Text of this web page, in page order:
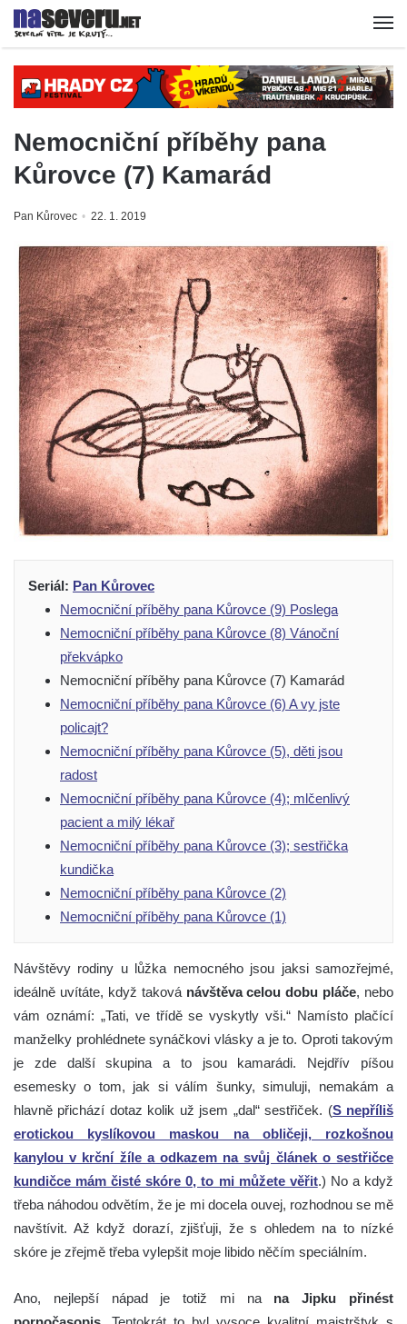
Nemocniční příběhy pana
Kůrovce (7) Kamarád
Pan Kůrovec 22. 1. 2019
Seriál: Pan Kůrovec
Nemocniční příběhy pana Kůrovce (9) Poslega
Nemocniční příběhy pana Kůrovce (8) Vánoční
překvápko
Nemocniční příběhy pana Kůrovce (7) Kamarád
Nemocniční příběhy pana Kůrovce (6) A vy jste
policajt?
Nemocniční příběhy pana Kůrovce (5), děti jsou
radost
Nemocniční příběhy pana Kůrovce (4); mlčenlivý
pacient a milý lékař
Nemocniční příběhy pana Kůrovce (3); sestřička
kundička
Nemocniční příběhy pana Kůrovce (2)
Nemocniční příběhy pana Kůrovce (1)
Návštěvy rodiny u lůžka nemocného jsou jaksi samozřejmé,
ideálně uvítáte, když taková návštěva celou dobu pláče, nebo
vám oznámí: „Tati, ve třídě se vyskytly vši.“ Namísto plačící
manželky prohlédnete synáčkovi vlásky a je to. Oproti takovým
je zde další skupina a to jsou kamarádi. Nejdřív píšou
esemesky o tom, jak si válím šunky, simuluji, nemakám a
hlavně přichází dotaz kolik už jsem „dal“ sestřiček. (S nepříliš
erotickou kyslíkovou maskou na obličeji, rozkošnou
kanylou v krční žíle a odkazem na svůj článek o sestřičce
kundičce mám čisté skóre 0, to mi můžete věřit.) No a když
třeba náhodou odvětím, že je mi docela ouvej, rozhodnou se mě
navštívit. Až když dorazí, zjišťuji, že s ohledem na to nízké
skóre je zřejmě třeba vylepšit moje libido něčím speciálním.
Ano, nejlepší nápad je totiž mi na na Jipku přinést